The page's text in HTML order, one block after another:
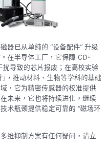
器已从单纯的 “设备配件” 升级
在半导体工厂，它保障 CD-
导致的芯片报废；在高校实验
，推动材料、生物等学科的基础
，它为精密传感器的校准提供
未来，它也将持续进化，继续
术瓶颈提供稳定可靠的 “磁场环
维抑制方案有任何疑问，请立